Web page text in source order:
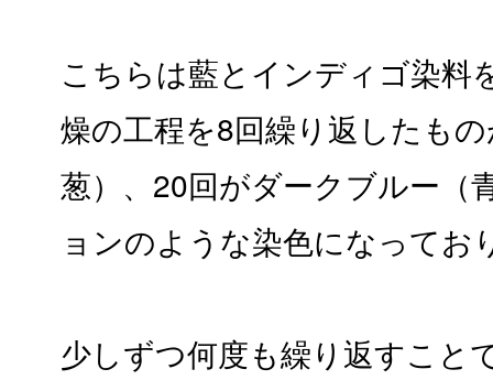
こちらは藍とインディゴ染料
燥の工程を8回繰り返したも
葱）、20回がダークブルー（
ョンのような染色になってお
少しずつ何度も繰り返すこと